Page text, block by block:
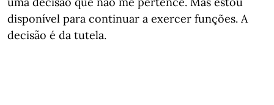
disponível para continuar a exercer funções. A
decisão é da tutela.